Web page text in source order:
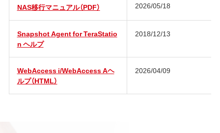
NAS移行マニュアル（PDF） 2026/05/18
Snapshot Agent for TeraStatio
n ヘルプ
2018/12/13
WebAccess i/WebAccess Aヘ
ルプ（HTML）
2026/04/09